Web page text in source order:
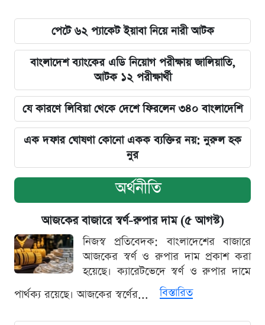
পেটে ৬২ প্যাকেট ইয়াবা নিয়ে নারী আটক
বাংলাদেশ ব্যাংকের এডি নিয়োগ পরীক্ষায় জালিয়াতি,
আটক ১২ পরীক্ষার্থী
যে কারণে লিবিয়া থেকে দেশে ফিরলেন ৩৪০ বাংলাদেশি
এক দফার ঘোষণা কোনো একক ব্যক্তির নয়: নুরুল হক
নুর
অর্থনীতি
আজকের বাজারে স্বর্ণ-রুপার দাম (৫ আগস্ট)
নিজস্ব প্রতিবেদক: বাংলাদেশের বাজারে
আজকের স্বর্ণ ও রুপার দাম প্রকাশ করা
হয়েছে। ক্যারেটভেদে স্বর্ণ ও রুপার দামে
পার্থক্য রয়েছে। আজকের স্বর্ণের...
বিস্তারিত